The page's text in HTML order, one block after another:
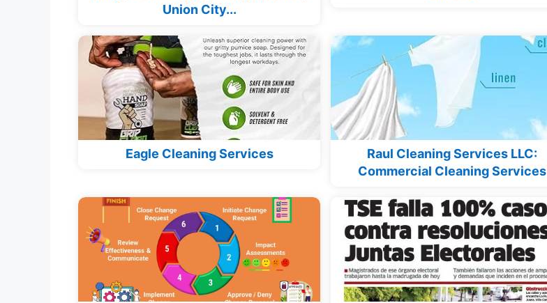
Union City...
Eagle Cleaning Services
Raul Cleaning Services LLC:
Commercial Cleaning Services